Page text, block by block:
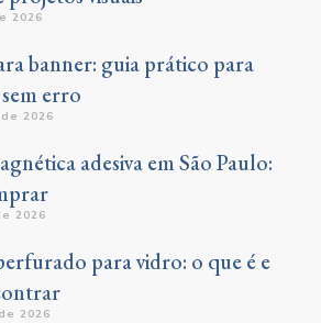
2026
banner: guia prático para
erro
2026
adesiva em São Paulo:
2026
para vidro: o que é e
2026